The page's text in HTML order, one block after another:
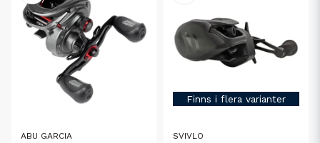
ABU GARCIA
Finns i flera varianter
SVIVLO